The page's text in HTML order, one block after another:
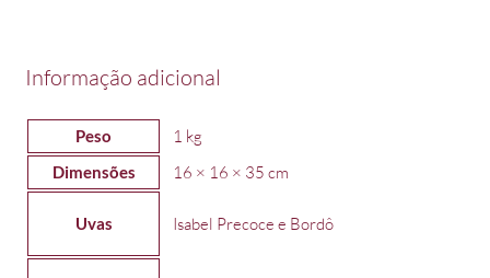
Informação adicional
Peso 1 kg
Dimensões 16 × 16 × 35 cm
Uvas Isabel Precoce e Bordô